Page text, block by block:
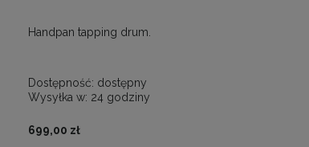
Handpan tapping drum.
Dostępność: dostępny
Wysyłka w: 24 godziny
699,00 zł